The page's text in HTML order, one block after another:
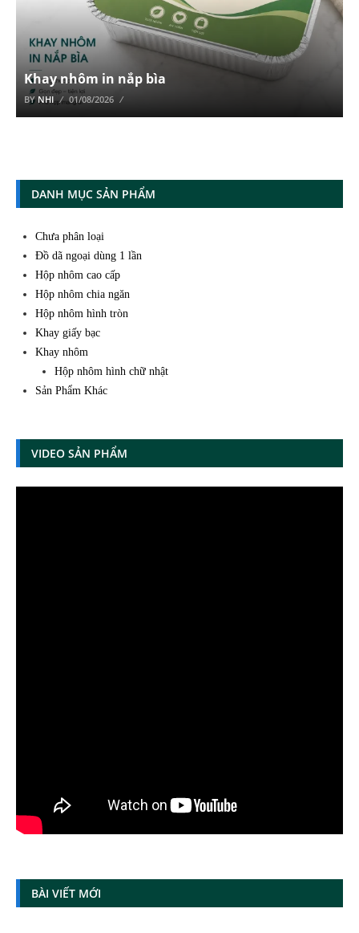
Khay nhôm in nắp bìa
BY NHI 01/08/2026
DANH MỤC SẢN PHẨM
Chưa phân loại
Đồ dã ngoại dùng 1 lần
Hộp nhôm cao cấp
Hộp nhôm chia ngăn
Hộp nhôm hình tròn
Khay giấy bạc
Khay nhôm
Hộp nhôm hình chữ nhật
Sản Phẩm Khác
VIDEO SẢN PHẨM
BÀI VIẾT MỚI